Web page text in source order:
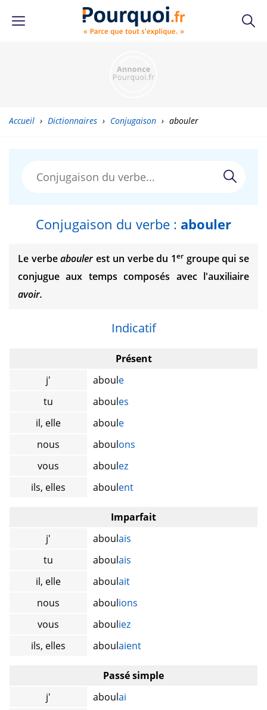
Accueil › Dictionnaires › Conjugaison › abouler
Conjugaison du verbe : abouler
Le verbeabouler est un verbe du 1ergroupe qui se
conjugue aux temps composés avec l'auxiliaire
avoir.
Indicatif
Présent
j'
aboule
tu
aboules
il, elle
aboule
nous
aboulons
vous
aboulez
ils, elles
aboulent
Imparfait
j'
aboulais
tu
aboulais
il, elle
aboulait
nous
aboulions
vous
abouliez
ils, elles
aboulaient
Passé simple
j'
aboulai